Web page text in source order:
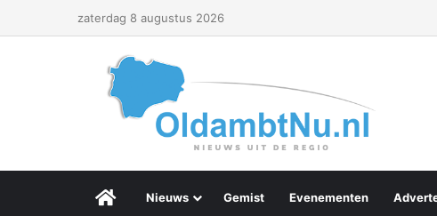
zaterdag 8 augustus 2026
Menu Item
Nieuws Gemist Evenementen